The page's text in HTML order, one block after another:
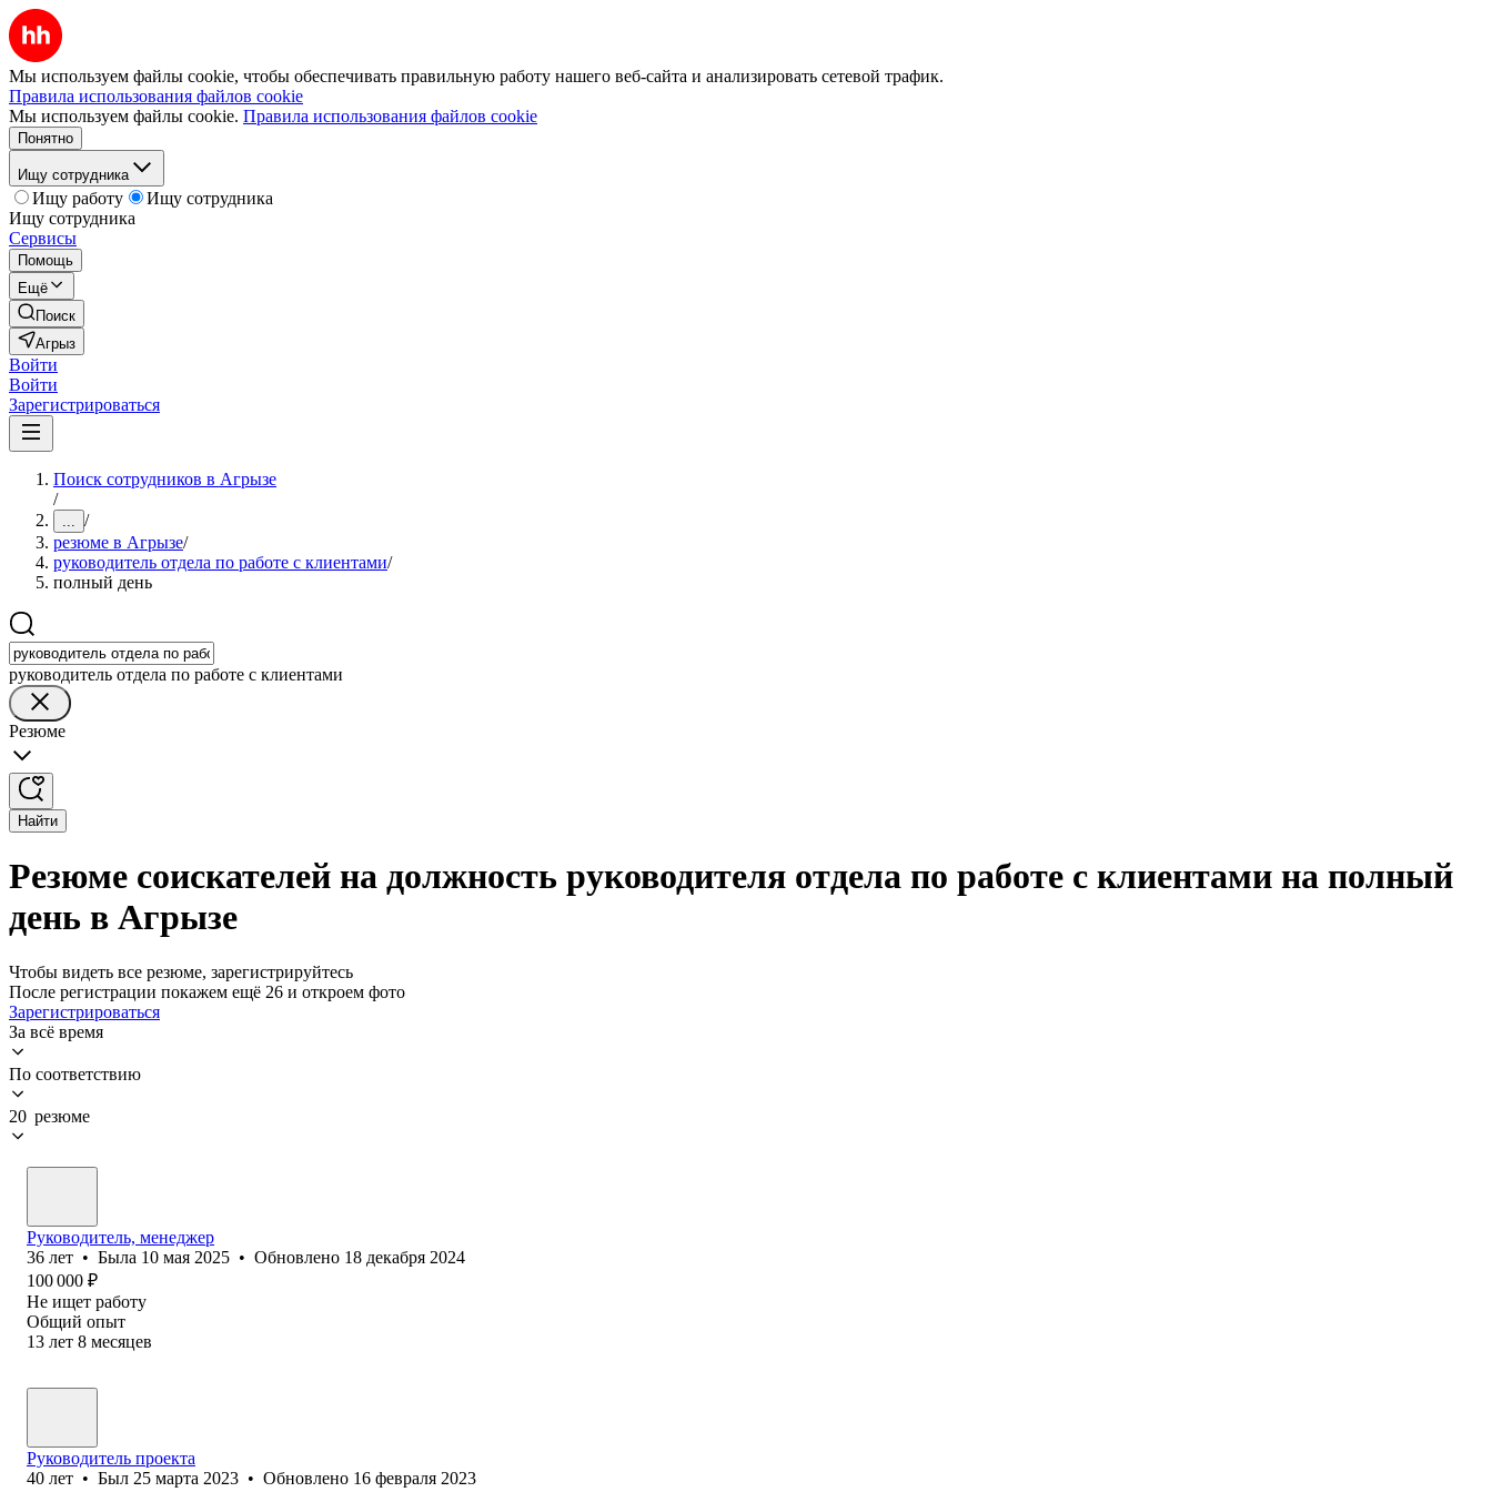
Мы используем файлы cookie, чтобы обеспечивать правильную работу нашего веб-сайта и анализировать сетевой трафик.
Правила использования файлов cookie
Мы используем файлы cookie. Правила использования файлов cookie
Понятно
Ищу сотрудника
Ищу работу
Ищу сотрудника
Ищу сотрудника
Сервисы
Помощь
Ещё
Поиск
Агрыз
Войти
Войти
Зарегистрироваться
Поиск сотрудников в Агрызе
/
... /
резюме в Агрызе/
руководитель отдела по работе с клиентами/
полный день
руководитель отдела по работе с клиентами
Резюме
Найти
Резюме соискателей на должность руководителя отдела по работе с клиентами на полный
день в Агрызе
Чтобы видеть все резюме, зарегистрируйтесь
После регистрации покажем ещё 26 и откроем фото
Зарегистрироваться
За всё время
По соответствию
20 резюме
Руководитель, менеджер
36 лет • Была 10 мая 2025 • Обновлено 18 декабря 2024
100 000 ₽
Не ищет работу
Общий опыт
13 лет 8 месяцев
Руководитель проекта
40 лет • Был 25 марта 2023 • Обновлено 16 февраля 2023